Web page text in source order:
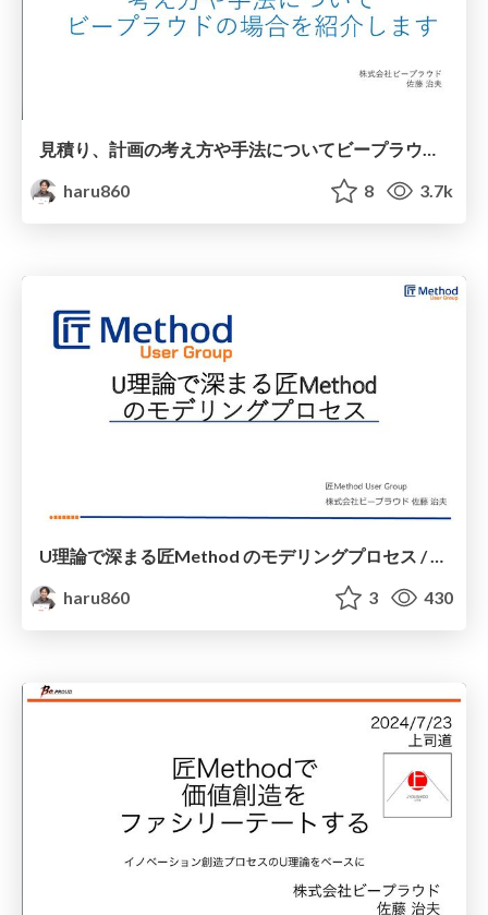
見積り、計画の考え方や手法についてビープラウドの場合を紹介します/ introduce-the-concept-and-method-of-estimation-and-planning-in-the-case-of-BeProud
haru860
8 3.7k
haru860
3 430